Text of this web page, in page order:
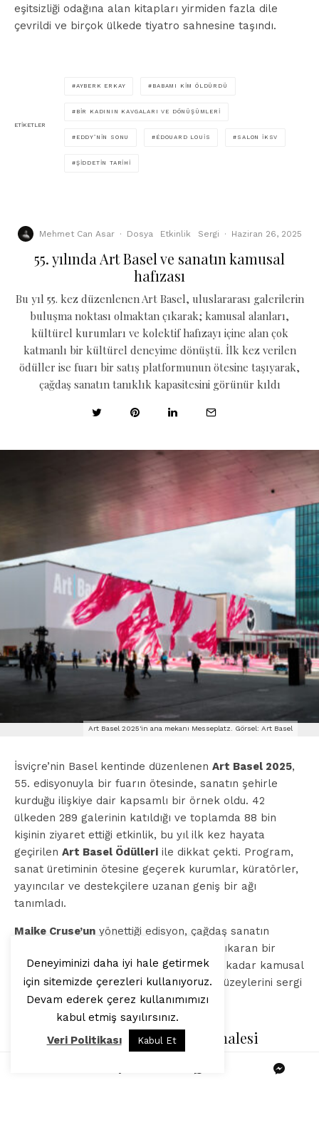
eşitsizliği odağına alan kitapları yirmiden fazla dile
çevrildi ve birçok ülkede tiyatro sahnesine taşındı.
ETIKETLER
AYBERK ERKAY BABAMI KIM ÖLDÜRDÜ
BIR KADININ KAVGALARI VE DÖNÜŞÜMLERI
EDDY’NIN SONU ÉDOUARD LOUIS SALON İKSV
ŞIDDETIN TARIHI
Mehmet Can Asar · Dosya Etkinlik Sergi · Haziran 26, 2025
55. yılında Art Basel ve sanatın kamusal
hafızası
Bu yıl 55. kez düzenlenen Art Basel, uluslararası galerilerin
buluşma noktası olmaktan çıkarak; kamusal alanları,
kültürel kurumları ve kolektif hafızayı içine alan çok
katmanlı bir kültürel deneyime dönüştü. İlk kez verilen
ödüller ise fuarı bir satış platformunun ötesine taşıyarak,
çağdaş sanatın tanıklık kapasitesini görünür kıldı
Art Basel 2025'in ana mekanı Messeplatz. Görsel: Art Basel
İsviçre’nin Basel kentinde düzenlenen Art Basel 2025,
55. edisyonuyla bir fuarın ötesinde, sanatın şehirle
kurduğu ilişkiye dair kapsamlı bir örnek oldu. 42
ülkeden 289 galerinin katıldığı ve toplamda 88 bin
kişinin ziyaret ettiği etkinlik, bu yıl ilk kez hayata
geçirilen Art Basel Ödülleri ile dikkat çekti. Program,
sanat üretiminin ötesine geçerek kurumlar, küratörler,
yayıncılar ve destekçilere uzanan geniş bir ağı
tanımladı.
Maike Cruse’un yönettiği edisyon, çağdaş sanatın
ekonomik değil kültürel dolaşımını öne çıkaran bir
yapıda ilerledi. Fuarın merkezi salonları kadar kamusal
alana taşan yapıtlar, Basel’in gündelik yüzeylerini sergi
alanına dönüştürdü.
Katharina Grosse’nin dev müdahalesi
Deneyiminizi daha iyi hale getirmek
için sitemizde çerezleri kullanıyoruz.
Devam ederek çerez kullanımımızı
kabul etmiş sayılırsınız.
Veri Politikası
Kabul Et